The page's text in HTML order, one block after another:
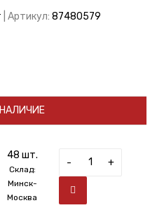
| Артикул: 87480579
НАЛИЧИЕ
48 шт.
Склад:
Минск-
Москва
- +